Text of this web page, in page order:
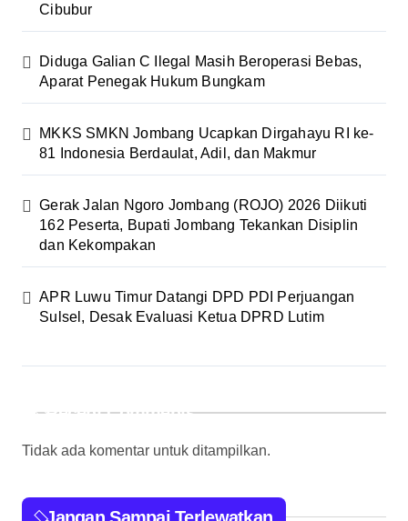
Cibubur
Diduga Galian C Ilegal Masih Beroperasi Bebas,
Aparat Penegak Hukum Bungkam
MKKS SMKN Jombang Ucapkan Dirgahayu RI ke-
81 Indonesia Berdaulat, Adil, dan Makmur
Gerak Jalan Ngoro Jombang (ROJO) 2026 Diikuti
162 Peserta, Bupati Jombang Tekankan Disiplin
dan Kekompakan
APR Luwu Timur Datangi DPD PDI Perjuangan
Sulsel, Desak Evaluasi Ketua DPRD Lutim
Recent Comments
Tidak ada komentar untuk ditampilkan.
Jangan Sampai Terlewatkan